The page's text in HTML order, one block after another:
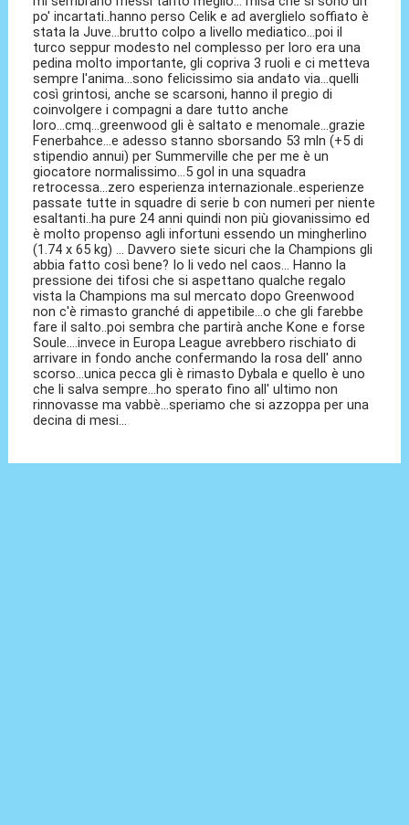
po' incartati..hanno perso Celik e ad averglielo soffiato è
stata la Juve...brutto colpo a livello mediatico...poi il
turco seppur modesto nel complesso per loro era una
pedina molto importante, gli copriva 3 ruoli e ci metteva
sempre l'anima...sono felicissimo sia andato via...quelli
così grintosi, anche se scarsoni, hanno il pregio di
coinvolgere i compagni a dare tutto anche
loro...cmq...greenwood gli è saltato e menomale...grazie
Fenerbahce...e adesso stanno sborsando 53 mln (+5 di
stipendio annui) per Summerville che per me è un
giocatore normalissimo...5 gol in una squadra
retrocessa...zero esperienza internazionale..esperienze
passate tutte in squadre di serie b con numeri per niente
esaltanti..ha pure 24 anni quindi non più giovanissimo ed
è molto propenso agli infortuni essendo un mingherlino
(1.74 x 65 kg) ... Davvero siete sicuri che la Champions gli
abbia fatto così bene? Io li vedo nel caos... Hanno la
pressione dei tifosi che si aspettano qualche regalo
vista la Champions ma sul mercato dopo Greenwood
non c'è rimasto granché di appetibile...o che gli farebbe
fare il salto..poi sembra che partirà anche Kone e forse
Soule....invece in Europa League avrebbero rischiato di
arrivare in fondo anche confermando la rosa dell' anno
scorso...unica pecca gli è rimasto Dybala e quello è uno
che li salva sempre...ho sperato fino all' ultimo non
rinnovasse ma vabbè...speriamo che si azzoppa per una
decina di mesi...